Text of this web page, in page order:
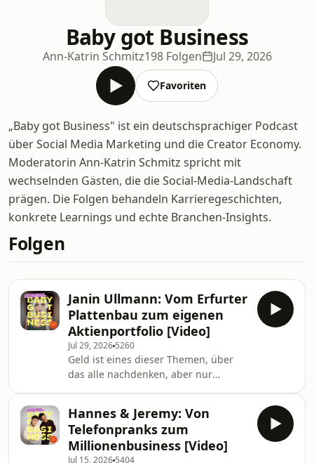
Baby got Business
Ann-Katrin Schmitz198 Folgen Jul 29, 2026
Favoriten
„Baby got Business" ist ein deutschsprachiger Podcast
über Social Media Marketing und die Creator Economy.
Moderatorin Ann-Katrin Schmitz spricht mit
wechselnden Gästen, die die Social-Media-Landschaft
prägen. Die Folgen behandeln Karrieregeschichten,
konkrete Learnings und echte Branchen-Insights.
Folgen
Janin Ullmann: Vom Erfurter
Plattenbau zum eigenen
Aktienportfolio [Video]
Jul 29, 2026 5260
Geld ist eines dieser Themen, über
das alle nachdenken, aber nur
um Finanzen schon aus ihrer
Kindheit. Gleichzeitig hat sie früh
erlebt, wie stark Geld mit
Hannes & Jeremy: Von
Telefonpranks zum
Millionenbusiness [Video]
Jul 15, 2026 5404